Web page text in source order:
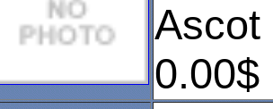
Ascot
0.00$